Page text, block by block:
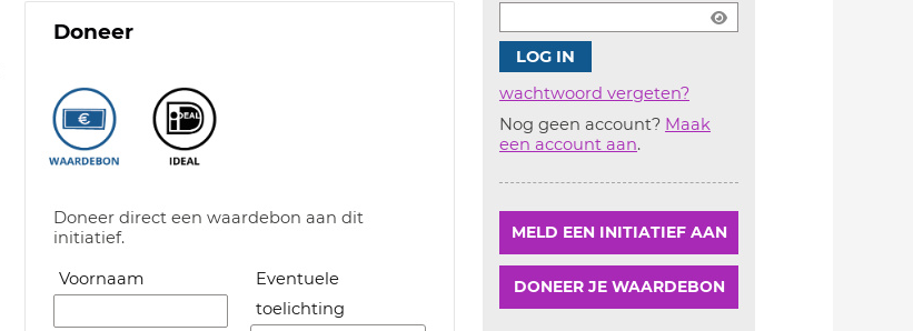
Doneer
Doneer direct een waardebon aan dit
initiatief.
Voornaam
Eventuele
toelichting
wachtwoord vergeten?
Nog geen account? Maak
een account aan.
MELD EEN INITIATIEF AAN
DONEER JE WAARDEBON